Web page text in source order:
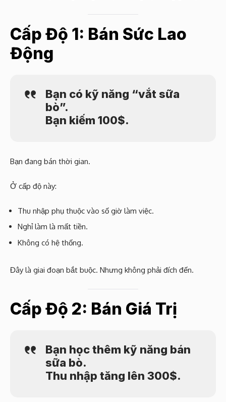
Cấp Độ 1: Bán Sức Lao
Động
Bạn có kỹ năng “vắt sữa
bò”.
Bạn kiếm 100$.
Bạn đang bán thời gian.
Ở cấp độ này:
Thu nhập phụ thuộc vào số giờ làm việc.
Nghỉ làm là mất tiền.
Không có hệ thống.
Đây là giai đoạn bắt buộc. Nhưng không phải đích đến.
Cấp Độ 2: Bán Giá Trị
Bạn học thêm kỹ năng bán
sữa bò.
Thu nhập tăng lên 300$.